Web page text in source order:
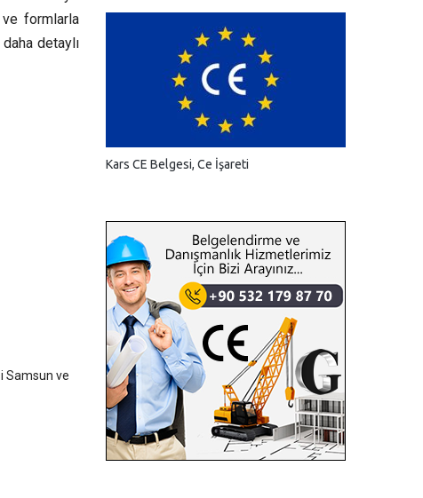
ve formlarla
detaylı
Samsun ve
Kars CE Belgesi, Ce İşareti